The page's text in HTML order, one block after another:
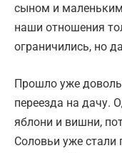
сыном и
наши отношения
ограничи­лись, но
Прошло уже
переезда на дачу.
яблони и вишни,
Соловьи уже